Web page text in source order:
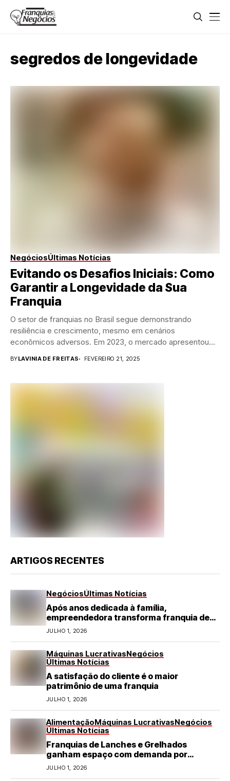
segredos de longevidade
NegóciosÚltimas Notícias
Evitando os Desafios Iniciais: Como
Garantir a Longevidade da Sua
Franquia
O setor de franquias no Brasil segue demonstrando
resiliência e crescimento, mesmo em cenários
econômicos adversos. Em 2023, o mercado apresentou
BYLAVINIA DE FREITAS FEVEREIRO 21, 2025
ARTIGOS RECENTES
NegóciosÚltimas Notícias
Após anos dedicada à família,
empreendedora transforma franquia de
turismo em negócio de destaque no RN
JULHO 1, 2026
Máquinas LucrativasNegócios
Últimas Notícias
A satisfação do cliente é o maior
patrimônio de uma franquia
JULHO 1, 2026
AlimentaçãoMáquinas LucrativasNegócios
Últimas Notícias
Franquias de Lanches e Grelhados
ganham espaço com demanda por
refeições rápidas e de qualidade
JULHO 1, 2026